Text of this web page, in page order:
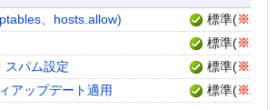
、hosts.allow) 標準(※2
標準(※2
スパム設定
標準(※2
アップデート適用
標準(※2